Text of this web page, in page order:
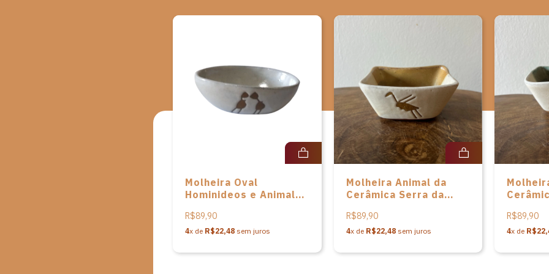
Molheira Oval
Hominideos e Animal
Capivara – P
R$89,90
4x de R$22,48 sem juros
Molheira Animal da
Cerâmica Serra da
R$89,90
4x de R$22,48sem juros
R$89,90
4x de